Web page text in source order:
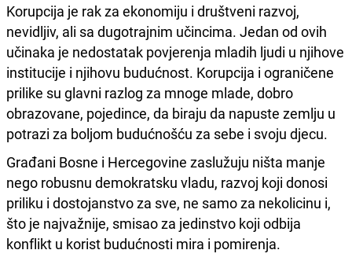
Korupcija je rak za ekonomiju i društveni razvoj,
nevidljiv, ali sa dugotrajnim učincima. Jedan od ovih
učinaka je nedostatak povjerenja mladih ljudi u njihove
institucije i njihovu budućnost. Korupcija i ograničene
prilike su glavni razlog za mnoge mlade, dobro
obrazovane, pojedince, da biraju da napuste zemlju u
potrazi za boljom budućnošću za sebe i svoju djecu.
Građani Bosne i Hercegovine zaslužuju ništa manje
nego robusnu demokratsku vladu, razvoj koji donosi
priliku i dostojanstvo za sve, ne samo za nekolicinu i,
što je najvažnije, smisao za jedinstvo koji odbija
konflikt u korist budućnosti mira i pomirenja.